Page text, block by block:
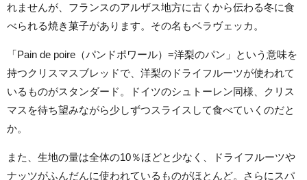
れませんが、フランスのアルザス地方に古くから伝わる冬に食
べられる焼き菓子があります。その名もベラヴェッカ。
「Pain de poire（パンドポワール）=洋梨のパン」という意味を
持つクリスマスブレッドで、洋梨のドライフルーツが使われて
いるものがスタンダード。ドイツのシュトーレン同様、クリス
マスを待ち望みながら少しずつスライスして食べていくのだと
か。
また、生地の量は全体の10％ほどと少なく、ドライフルーツや
ナッツがふんだんに使われているものがほとんど。さらにスパ